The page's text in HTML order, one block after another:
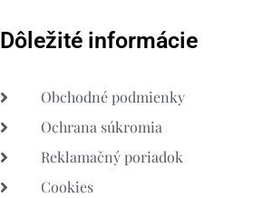
Dôležité informácie
Obchodné podmienky
Ochrana súkromia
Reklamačný poriadok
Cookies